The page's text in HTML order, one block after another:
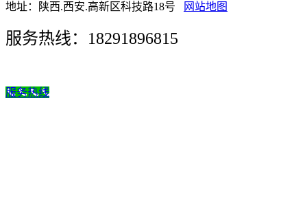
地址：陕西.西安.高新区科技路18号 网站地图
服务热线：18291896815
服务热线